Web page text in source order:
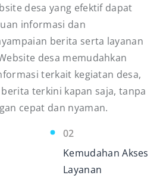
desa yang efektif dapat
informasi dan
berita serta layanan
desa memudahkan
terkait kegiatan desa,
terkini kapan saja, tanpa
cepat dan nyaman.
02
Kemudahan Akses
Layanan